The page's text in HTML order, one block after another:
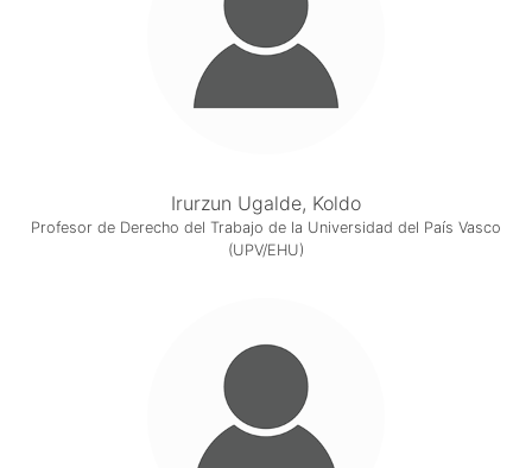
Irurzun Ugalde, Koldo
Profesor de Derecho del Trabajo de la Universidad del País Vasco
(UPV/EHU)